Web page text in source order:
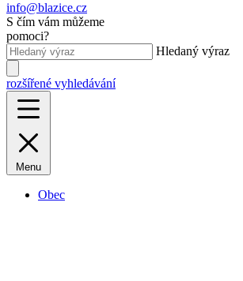
info@blazice.cz
S čím vám můžeme
pomoci?
Hledaný výraz
rozšířené vyhledávání
Menu
Obec